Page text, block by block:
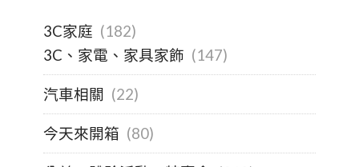
3C家庭 (182)
3C、家電、家具家飾 (147)
汽車相關 (22)
今天來開箱 (80)